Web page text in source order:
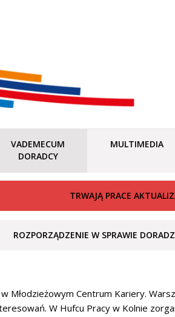
VADEMECUM
DORADCY
MULTIMEDIA
TRWAJĄ PRACE
ROZPORZĄDZENIE W SPRAWIE
Młodzieżowym Centrum Kariery.
W Hufcu Pracy w Kolnie